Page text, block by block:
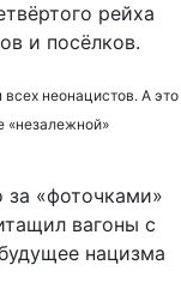
рейха
и посёлков.
неонацистов. А это
«незалежной»
«фоточками»
вагоны с
нацизма